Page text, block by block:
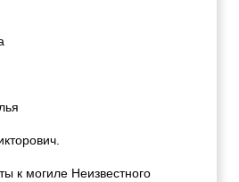
к могиле Неизвестного